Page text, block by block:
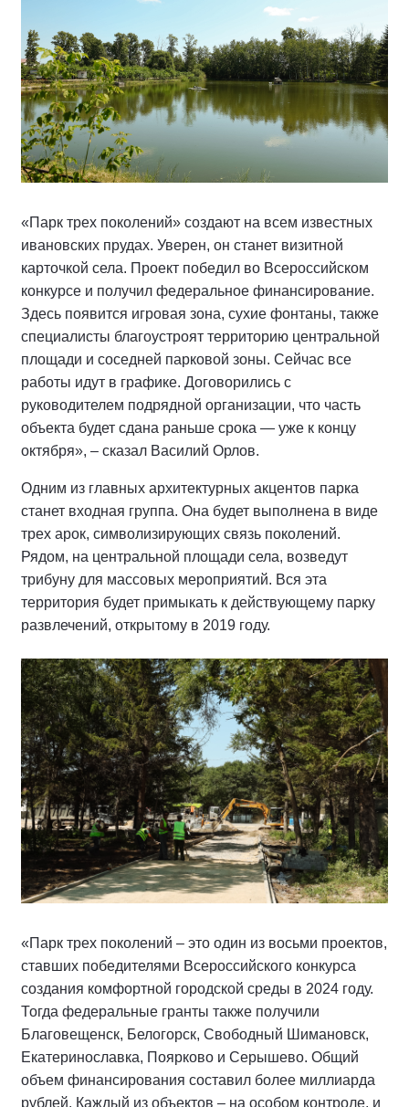
«Парк трех поколений» создают на всем известных
ивановских прудах. Уверен, он станет визитной
карточкой села. Проект победил во Всероссийском
конкурсе и получил федеральное финансирование.
Здесь появится игровая зона, сухие фонтаны, также
специалисты благоустроят территорию центральной
площади и соседней парковой зоны. Сейчас все
работы идут в графике. Договорились с
руководителем подрядной организации, что часть
объекта будет сдана раньше срока — уже к концу
октября», – сказал Василий Орлов.
Одним из главных архитектурных акцентов парка
станет входная группа. Она будет выполнена в виде
трех арок, символизирующих связь поколений.
Рядом, на центральной площади села, возведут
трибуну для массовых мероприятий. Вся эта
территория будет примыкать к действующему парку
развлечений, открытому в 2019 году.
«Парк трех поколений – это один из восьми проектов,
ставших победителями Всероссийского конкурса
создания комфортной городской среды в 2024 году.
Тогда федеральные гранты также получили
Благовещенск, Белогорск, Свободный Шимановск,
Екатеринославка, Поярково и Серышево. Общий
объем финансирования составил более миллиарда
рублей. Каждый из объектов – на особом контроле, и